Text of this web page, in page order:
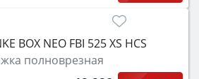
BOX NEO FBI 525 XS HCS
полноврезная